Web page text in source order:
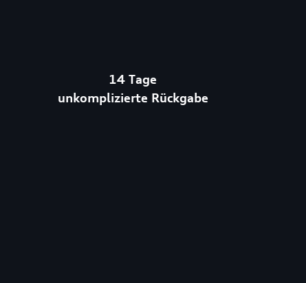
14 Tage
unkomplizierte Rückgabe